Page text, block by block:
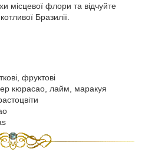
місцевої флори та відчуйте
Бразилії.
фруктові
кюрасао, лайм, маракуя